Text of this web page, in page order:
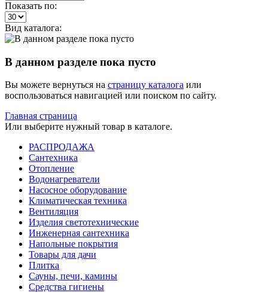
Показать по:
Вид каталога:
В данном разделе пока пусто
Вы можете вернуться на страницу каталога или
воспользоваться навигацией или поиском по сайту.
Главная страница
Или выберите нужный товар в каталоге.
РАСПРОДАЖА
Сантехника
Отопление
Водонагреватели
Насосное оборудование
Климатическая техника
Вентиляция
Изделия светотехнические
Инженерная сантехника
Напольные покрытия
Товары для дачи
Плитка
Сауны, печи, камины
Средства гигиены